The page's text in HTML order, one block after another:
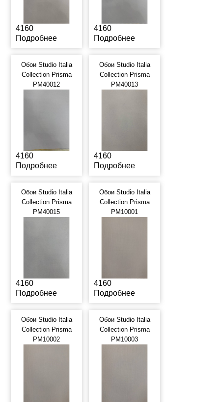
4160
Подробнее
4160
Подробнее
Обои Studio Italia
Collection Prisma
PM40012
4160
Подробнее
Обои Studio Italia
Collection Prisma
PM40013
4160
Подробнее
Обои Studio Italia
Collection Prisma
PM40015
4160
Подробнее
Обои Studio Italia
Collection Prisma
PM10001
4160
Подробнее
Обои Studio Italia
Collection Prisma
PM10002
Обои Studio Italia
Collection Prisma
PM10003